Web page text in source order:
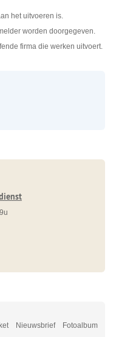
Nieuwsbrief
Fotoalbum
het uitvoeren is.
worden doorgegeven.
firma die werken uitvoert.